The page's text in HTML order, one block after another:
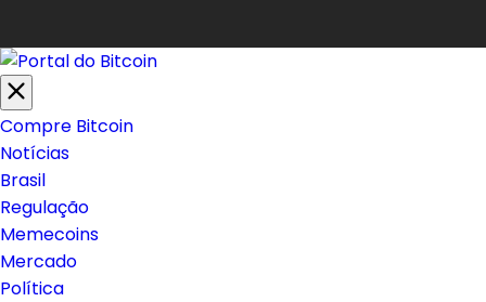
Compre Bitcoin
Notícias
Brasil
Regulação
Memecoins
Mercado
Política